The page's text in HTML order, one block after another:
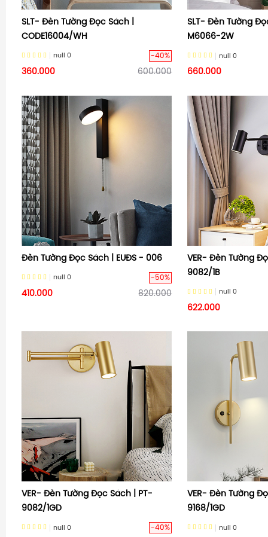
SLT- Đèn Tường Đọc Sách |
CODE16004/WH
null 0 -40%
360.000 600.000
SLT- Đèn Tường
M6066-2W
null 0
660.000
Đèn Tường Đọc Sách | EUĐS - 006
null 0 -50%
410.000 820.000
VER- Đèn Tường
9082/1B
null 0
622.000
VER- Đèn Tường Đọc Sách | PT-
9082/1GD
null 0 -40%
VER- Đèn Tường
9168/1GD
null 0